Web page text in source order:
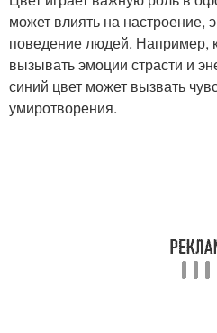
может влиять на настроение,
поведение людей. Например,
вызывать эмоции страсти и
синий цвет может вызвать
умиротворения.